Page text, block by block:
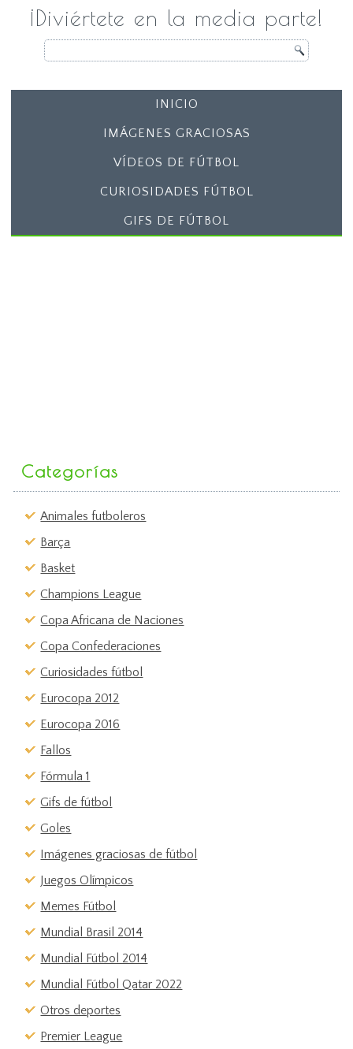
¡Diviértete en la media parte!
INICIO
IMÁGENES GRACIOSAS
VÍDEOS DE FÚTBOL
CURIOSIDADES FÚTBOL
GIFS DE FÚTBOL
Categorías
Animales futboleros
Barça
Basket
Champions League
Copa Africana de Naciones
Copa Confederaciones
Curiosidades fútbol
Eurocopa 2012
Eurocopa 2016
Fallos
Fórmula 1
Gifs de fútbol
Goles
Imágenes graciosas de fútbol
Juegos Olímpicos
Memes Fútbol
Mundial Brasil 2014
Mundial Fútbol 2014
Mundial Fútbol Qatar 2022
Otros deportes
Premier League